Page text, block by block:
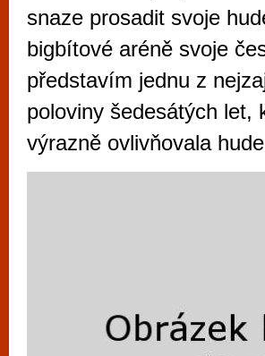
snaze prosadit svoje
bigbítové aréně svoje
představím jednu z
poloviny šedesátých let,
výrazně ovlivňovala
vyzkoušet různé
metropoli naleznete
po moderní automaty jak
příležitostné hráče. V...